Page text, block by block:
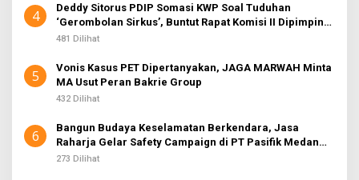
4
Deddy Sitorus PDIP Somasi KWP Soal Tuduhan
‘Gerombolan Sirkus’, Buntut Rapat Komisi II Dipimpin
Sufmi Dasco Ahmad
481 Dilihat
5
Vonis Kasus PET Dipertanyakan, JAGA MARWAH Minta
MA Usut Peran Bakrie Group
432 Dilihat
6
Bangun Budaya Keselamatan Berkendara, Jasa
Raharja Gelar Safety Campaign di PT Pasifik Medan
Industri
273 Dilihat